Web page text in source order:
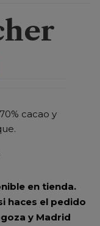
cacao y
en tienda.
haces el pedido
y Madrid